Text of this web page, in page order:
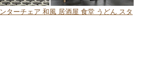
ターチェア 和風 居酒屋 食堂 うどん スタ